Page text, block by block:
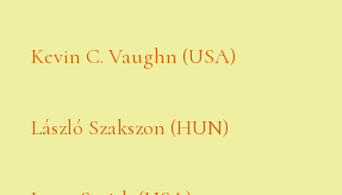
Kevin C. Vaughn (USA)
László Szakszon (HUN)